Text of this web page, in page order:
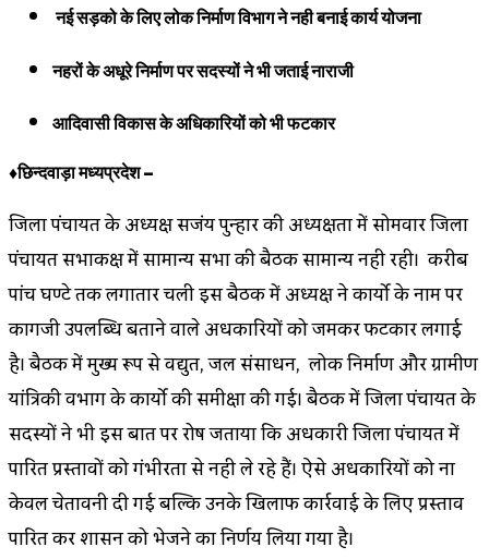
नई सड़को के लिए लोक निर्माण विभाग ने नही बनाई कार्य योजना
नहरों के अधूरे निर्माण पर सदस्यों ने भी जताई नाराजी
आदिवासी विकास के अधिकारियों को भी फटकार
♦छिन्दवाड़ा मध्यप्रदेश –
जिला पंचायत के अध्यक्ष सजंय पुन्हार की अध्यक्षता में सोमवार जिला
पंचायत सभाकक्ष में सामान्य सभा की बैठक सामान्य नही रही। करीब
पांच घण्टे तक लगातार चली इस बैठक में अध्यक्ष ने कार्यो के नाम पर
कागजी उपलब्धि बताने वाले अधिकारियों को जमकर फटकार लगाई
है। बैठक में मुख्य रूप से विद्युत, जल संसाधन, लोक निर्माण और ग्रामीण
यांत्रिकी विभाग के कार्यो की समीक्षा की गई। बैठक में जिला पंचायत के
सदस्यों ने भी इस बात पर रोष जताया कि अधिकारी जिला पंचायत में
पारित प्रस्तावों को गंभीरता से नही ले रहे हैं। ऐसे अधिकारियों को ना
केवल चेतावनी दी गई बल्कि उनके खिलाफ कार्रवाई के लिए प्रस्ताव
पारित कर शासन को भेजने का निर्णय लिया गया है।